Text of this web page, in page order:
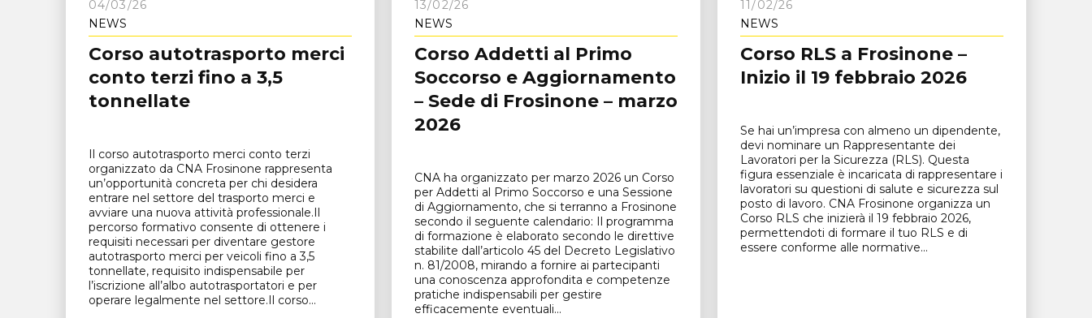
04/03/26
NEWS
Corso autotrasporto merci
conto terzi fino a 3,5
tonnellate
Il corso autotrasporto merci conto terzi
organizzato da CNA Frosinone rappresenta
un’opportunità concreta per chi desidera
entrare nel settore del trasporto merci e
avviare una nuova attività professionale.Il
percorso formativo consente di ottenere i
requisiti necessari per diventare gestore
autotrasporto merci per veicoli fino a 3,5
tonnellate, requisito indispensabile per
l’iscrizione all’albo autotrasportatori e per
operare legalmente nel settore.Il corso...
13/02/26
NEWS
Corso Addetti al Primo
Soccorso e Aggiornamento
– Sede di Frosinone – marzo
2026
CNA ha organizzato per marzo 2026 un Corso
per Addetti al Primo Soccorso e una Sessione
di Aggiornamento, che si terranno a Frosinone
secondo il seguente calendario: Il programma
di formazione è elaborato secondo le direttive
stabilite dall’articolo 45 del Decreto Legislativo
n. 81/2008, mirando a fornire ai partecipanti
una conoscenza approfondita e competenze
pratiche indispensabili per gestire
efficacemente eventuali...
11/02/26
NEWS
Corso RLS a Frosinone –
Inizio il 19 febbraio 2026
Se hai un’impresa con almeno un dipendente,
devi nominare un Rappresentante dei
Lavoratori per la Sicurezza (RLS). Questa
figura essenziale è incaricata di rappresentare i
lavoratori su questioni di salute e sicurezza sul
posto di lavoro. CNA Frosinone organizza un
Corso RLS che inizierà il 19 febbraio 2026,
permettendoti di formare il tuo RLS e di
essere conforme alle normative...